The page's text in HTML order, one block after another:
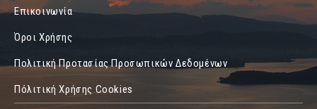
Επικοινωνία
Όροι Χρήσης
Πολιτική Προτασίας Προσωπικών Δεδομένων
Πόλιτική Χρήσης Cookies